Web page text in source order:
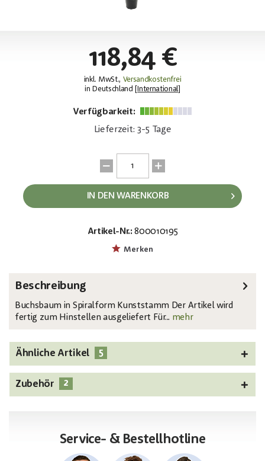
118,84 €
inkl. MwSt., Versandkostenfrei
in Deutschland [
International]
Verfügbarkeit:
Lieferzeit: 3-5 Tage
IN DEN WARENKORB
Artikel-Nr.: 800010195
Merken
Beschreibung
Buchsbaum in Spiralform Kunststamm Der Artikel wird
fertig zum Hinstellen ausgeliefert Für... mehr
Ähnliche Artikel 5
Zubehör 2
Service- & Bestellhotline